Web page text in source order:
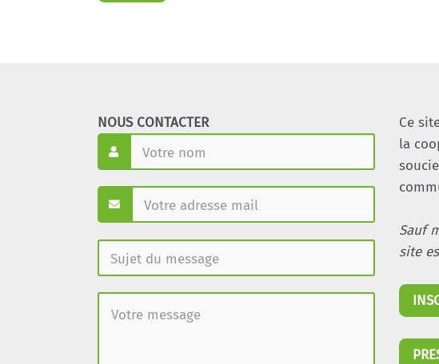
NOUS CONTACTER Ce
la
Sauf
site